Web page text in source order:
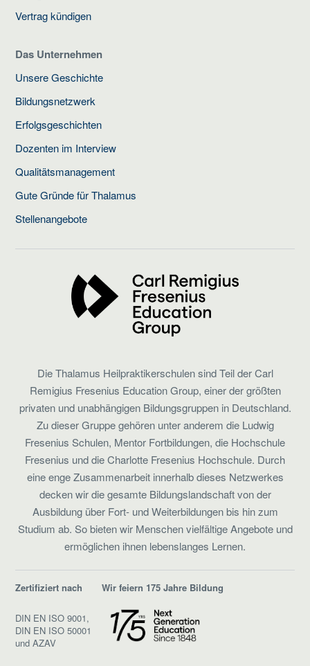
Vertrag kündigen
Das Unternehmen
Unsere Geschichte
Bildungsnetzwerk
Erfolgsgeschichten
Dozenten im Interview
Qualitätsmanagement
Gute Gründe für Thalamus
Stellenangebote
Die Thalamus Heilpraktikerschulen sind Teil der Carl
Remigius Fresenius Education Group, einer der größten
privaten und unabhängigen Bildungsgruppen in Deutschland.
Zu dieser Gruppe gehören unter anderem die Ludwig
Fresenius Schulen, Mentor Fortbildungen, die Hochschule
Fresenius und die Charlotte Fresenius Hochschule. Durch
eine enge Zusammenarbeit innerhalb dieses Netzwerkes
decken wir die gesamte Bildungslandschaft von der
Ausbildung über Fort- und Weiterbildungen bis hin zum
Studium ab. So bieten wir Menschen vielfältige Angebote und
ermöglichen ihnen lebenslanges Lernen.
Zertifiziert nach
DIN EN ISO 9001,
DIN EN ISO 50001
und AZAV
Wir feiern 175 Jahre Bildung